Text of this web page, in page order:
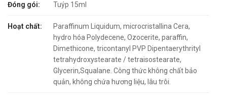
Đóng gói: Tuýp 15ml
Hoạt chất:
Paraffinum Liquidum, microcristallina Cera,
hydro hóa Polydecene, Ozocerite, paraffin,
Dimethicone, tricontanyl PVP Dipentaerythrityl
tetrahydroxystearate / tetraisostearate,
Glycerin,Squalane. Công thức không chất bảo
quản, không chứa hương liệu, lâu trôi.